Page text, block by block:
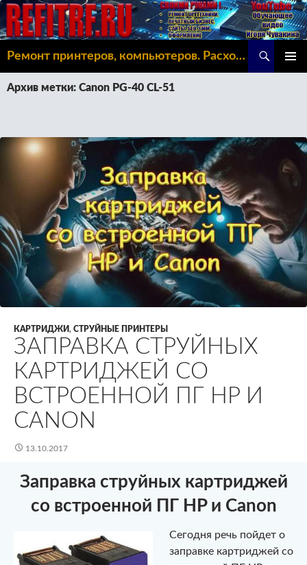
Ремонт принтеров, компьютеров. Расходка, Omoda C5
К
СОДЕРЖИМОМУ
Архив метки: Canon PG-40 CL-51
КАРТРИДЖИ, СТРУЙНЫЕ ПРИНТЕРЫ
ЗАПРАВКА СТРУЙНЫХ
КАРТРИДЖЕЙ СО
ВСТРОЕННОЙ ПГ HP И
CANON
13.10.2017
Заправка струйных картриджей
со встроенной ПГ HP и Canon
Сегодня речь пойдет о
заправке картриджей со